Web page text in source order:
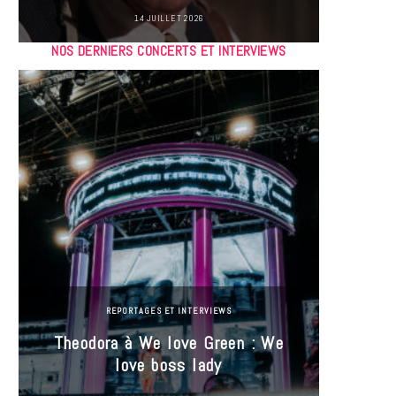
14 JUILLET 2026
NOS DERNIERS CONCERTS ET INTERVIEWS
REPORTAGES ET INTERVIEWS
Theodora à We love Green : We
love boss lady